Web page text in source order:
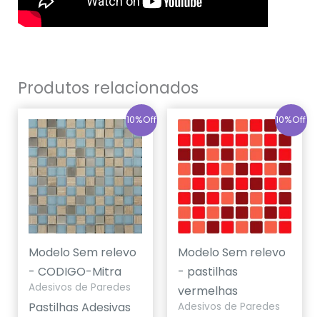
Produtos relacionados
10%Off
Modelo Sem relevo
- CODIGO-Mitra
Adesivos de Paredes
Pastilhas Adesivas
10%Off
Modelo Sem relevo
- pastilhas
vermelhas
Adesivos de Paredes